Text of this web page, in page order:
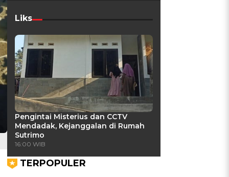
Liks
Pengintai Misterius dan CCTV
Mendadak, Kejanggalan di Rumah
Sutrimo
16:00 WIB
TERPOPULER